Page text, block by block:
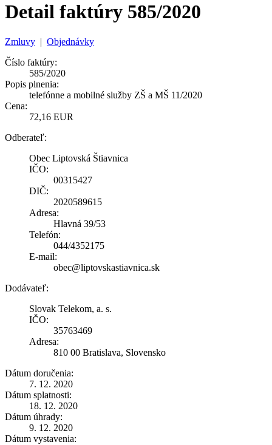
Detail faktúry 585/2020
Zmluvy | Objednávky
Číslo faktúry:
585/2020
Popis plnenia:
telefónne a mobilné služby ZŠ a MŠ 11/2020
Cena:
72,16 EUR
Odberateľ:
Obec Liptovská Štiavnica
IČO:
00315427
DIČ:
2020589615
Adresa:
Hlavná 39/53
Telefón:
044/4352175
E-mail:
obec@liptovskastiavnica.sk
Dodávateľ:
Slovak Telekom, a. s.
IČO:
35763469
Adresa:
810 00 Bratislava, Slovensko
Dátum doručenia:
7. 12. 2020
Dátum splatnosti:
18. 12. 2020
Dátum úhrady:
9. 12. 2020
Dátum vystavenia: